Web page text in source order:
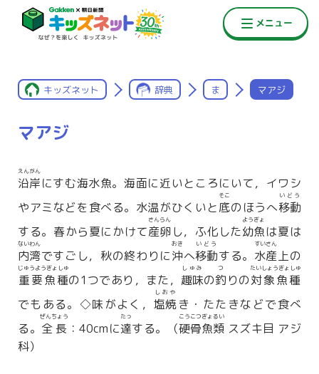
キッズネット 辞典 ま マアジ
マアジ
沿岸
えんがん
にすむ海水魚。海面に近いところにいて，イワシ
やアミなどを食べる。水温がひくいと底
そこ
のほうへ移動
いどう
する。春から夏にかけて産卵
さんらん
し，ふ化した幼魚
ようぎょ
は夏は
内湾
ないわん
ですごし，秋の終わりに沖
おき
へ移動
いどう
する。 水産
すいさん
上の
重要魚種
じゅうようぎょしゅ
の1つであり，また， 趣味
しゅみ
の釣
つ
りの対象魚種
たいしょうぎょしゅ
でもある。◇味がよく， 塩焼
しおや
き・たたきなどで食べ
る。 全長
ぜんちょう
：40cmに達
たっ
する。（硬骨魚類
こうこつぎょるい
スズキ目 アジ
科）